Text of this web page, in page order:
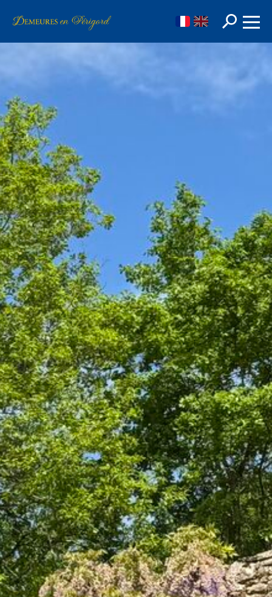
FR EN